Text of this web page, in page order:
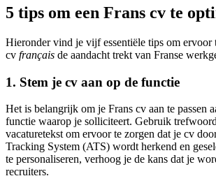
5 tips om een Frans cv te
Hieronder vind je vijf essentiële tips om ervoor
cv français de aandacht trekt van Franse
1. Stem je cv aan op de functie
Het is belangrijk om je Frans cv aan te passen
functie waarop je solliciteert. Gebruik
vacaturetekst om ervoor te zorgen dat je cv
Tracking System (ATS) wordt herkend en
te personaliseren, verhoog je de kans dat je
recruiters.